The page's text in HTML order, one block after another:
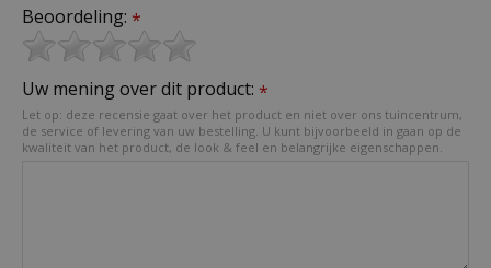
Beoordeling: *
Uw mening over dit product: *
Let op: deze recensie gaat over het product en niet over ons tuincentrum,
de service of levering van uw bestelling. U kunt bijvoorbeeld in gaan op de
kwaliteit van het product, de look & feel en belangrijke eigenschappen.